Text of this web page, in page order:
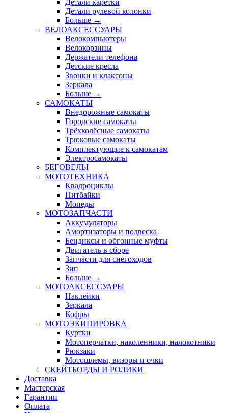
Детали каретки
Детали рулевой колонки
Больше →
ВЕЛОАКСЕССУАРЫ
Велокомпьютеры
Велокорзины
Держатели телефона
Детские кресла
Звонки и клаксоны
Зеркала
Больше →
САМОКАТЫ
Внедорожные самокаты
Городские самокаты
Трёхколёсные самокаты
Трюковые самокаты
Комплектующие к самокатам
Электросамокаты
БЕГОВЕЛЫ
МОТОТЕХНИКА
Квадроциклы
Питбайки
Мопеды
МОТОЗАПЧАСТИ
Аккумуляторы
Амортизаторы и подвеска
Бендиксы и обгонные муфты
Двигатель в сборе
Запчасти для снегоходов
Зип
Больше →
МОТОАКСЕССУАРЫ
Наклейки
Зеркала
Кофры
МОТОЭКИПИРОВКА
Куртки
Мотоперчатки, наколенники, налокотники
Рюкзаки
Мотошлемы, визоры и очки
СКЕЙТБОРДЫ И РОЛИКИ
Доставка
Мастерская
Гарантии
Оплата